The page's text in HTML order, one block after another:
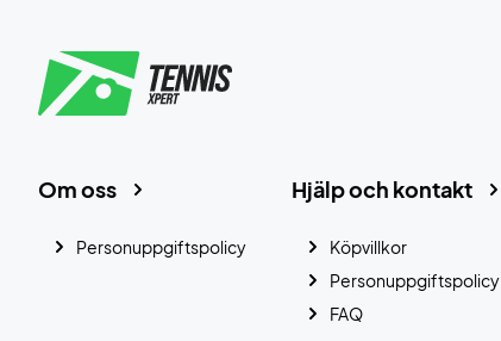
Hjälp och kontakt
Köpvillkor
Personuppgiftspolicy
FAQ
Om oss
Personuppgiftspolicy